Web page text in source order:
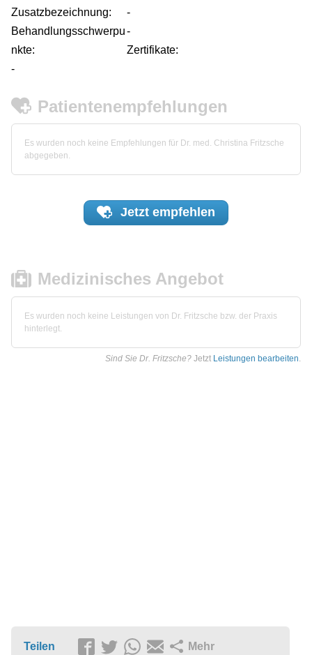
Zusatzbezeichnung:
-
Behandlungsschwerpu
nkte:
-
Zertifikate:
-
Patientenempfehlungen
Es wurden noch keine Empfehlungen für Dr. med. Christina Fritzsche
abgegeben.
Jetzt empfehlen
Medizinisches Angebot
Es wurden noch keine Leistungen von Dr. Fritzsche bzw. der Praxis
hinterlegt.
Sind Sie Dr. Fritzsche? Jetzt Leistungen bearbeiten.
Teilen Mehr